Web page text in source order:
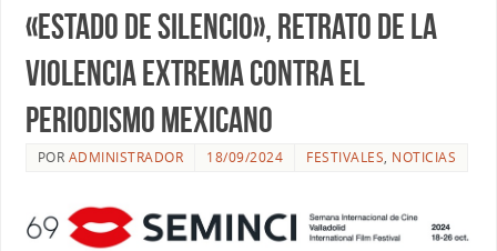
«Estado de silencio», retrato de la
violencia extrema contra el
periodismo mexicano
POR ADMINISTRADOR 18/09/2024 FESTIVALES, NOTICIAS